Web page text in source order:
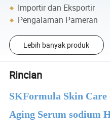
Importir dan Eksportir
Pengalaman Pameran
Lebih banyak produk
Rincian
SKFormula Skin Care
Aging Serum sodium